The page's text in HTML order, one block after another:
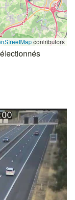
contributors